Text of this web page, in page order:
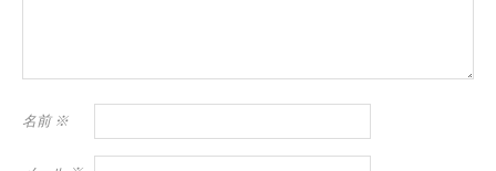
名前 ※